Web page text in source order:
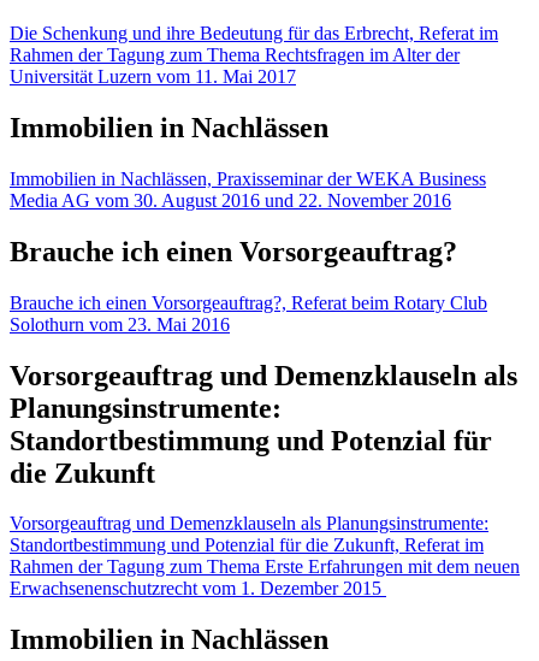
Die Schenkung und ihre Bedeutung für das Erbrecht, Referat im
Rahmen der Tagung zum Thema Rechtsfragen im Alter der
Universität Luzern vom 11. Mai 2017
Immobilien in Nachlässen
Immobilien in Nachlässen, Praxisseminar der WEKA Business
Media AG vom 30. August 2016 und 22. November 2016
Brauche ich einen Vorsorgeauftrag?
Brauche ich einen Vorsorgeauftrag?, Referat beim Rotary Club
Solothurn vom 23. Mai 2016
Vorsorgeauftrag und Demenzklauseln als
Planungsinstrumente:
Standortbestimmung und Potenzial für
die Zukunft
Vorsorgeauftrag und Demenzklauseln als Planungsinstrumente:
Standortbestimmung und Potenzial für die Zukunft, Referat im
Rahmen der Tagung zum Thema Erste Erfahrungen mit dem neuen
Erwachsenenschutzrecht vom 1. Dezember 2015
Immobilien in Nachlässen